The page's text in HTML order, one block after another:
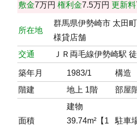
敷金7万円 権利金7.5万円 更新料
所在地
群馬県伊勢崎市 太田
様貸店舗
交通
ＪＲ両毛線伊勢崎駅
築年月 1983/1 構造
階建
地上 1階 部屋
面積
建物
39.74m²【1
駐車